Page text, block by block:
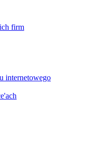
firm
internetowego